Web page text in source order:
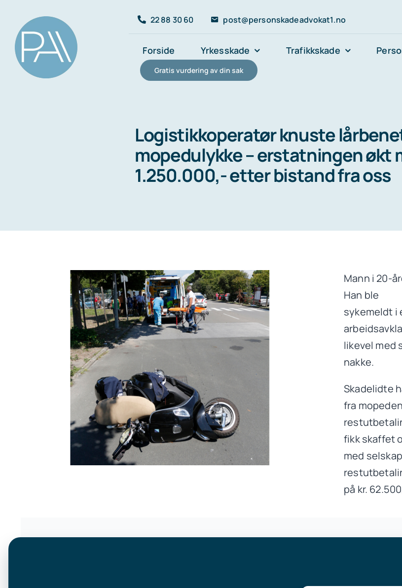
content
22 88 30 60 post@personskadeadvokat1.no
Forside Yrkesskade Trafikkskade
Gratis vurdering av din sak
Logistikkoperatør knuste
mopedulykke – erstatningen økt
1.250.000,- etter bistand fra oss
Mann i 20-
Han ble
sykemeldt i
likevel med
nakke.
Skadelidte
fra
fikk skaffet
med
på kr.